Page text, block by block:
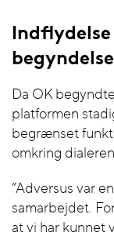
Da OK
platformen
begrænset
omkring dialeren.
”Adversus var
samarbejdet.
at vi har kunnet